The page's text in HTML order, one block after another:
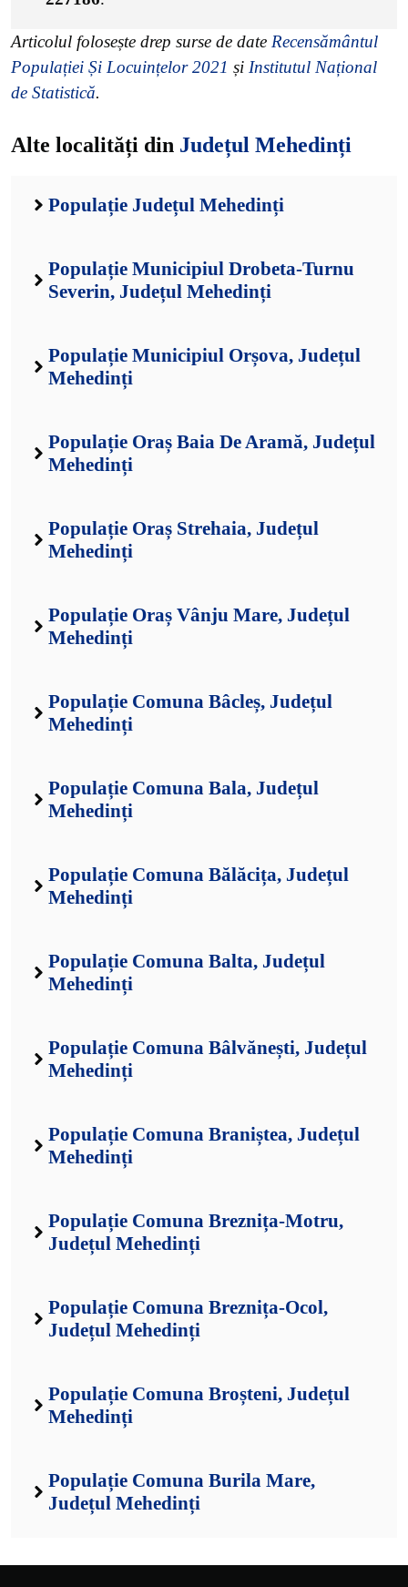
Articolul folosește drep surse de date Recensământul
Populației Și Locuințelor 2021 și Institutul Național
de Statistică.
Alte localități din Județul Mehedinți
Populație Județul Mehedinți
Populație Municipiul Drobeta-Turnu
Severin, Județul Mehedinți
Populație Municipiul Orșova, Județul
Mehedinți
Populație Oraș Baia De Aramă, Județul
Mehedinți
Populație Oraș Strehaia, Județul
Mehedinți
Populație Oraș Vânju Mare, Județul
Mehedinți
Populație Comuna Bâcleș, Județul
Mehedinți
Populație Comuna Bala, Județul
Mehedinți
Populație Comuna Bălăcița, Județul
Mehedinți
Populație Comuna Balta, Județul
Mehedinți
Populație Comuna Bâlvănești, Județul
Mehedinți
Populație Comuna Braniștea, Județul
Mehedinți
Populație Comuna Breznița-Motru,
Județul Mehedinți
Populație Comuna Breznița-Ocol,
Județul Mehedinți
Populație Comuna Broșteni, Județul
Mehedinți
Populație Comuna Burila Mare,
Județul Mehedinți